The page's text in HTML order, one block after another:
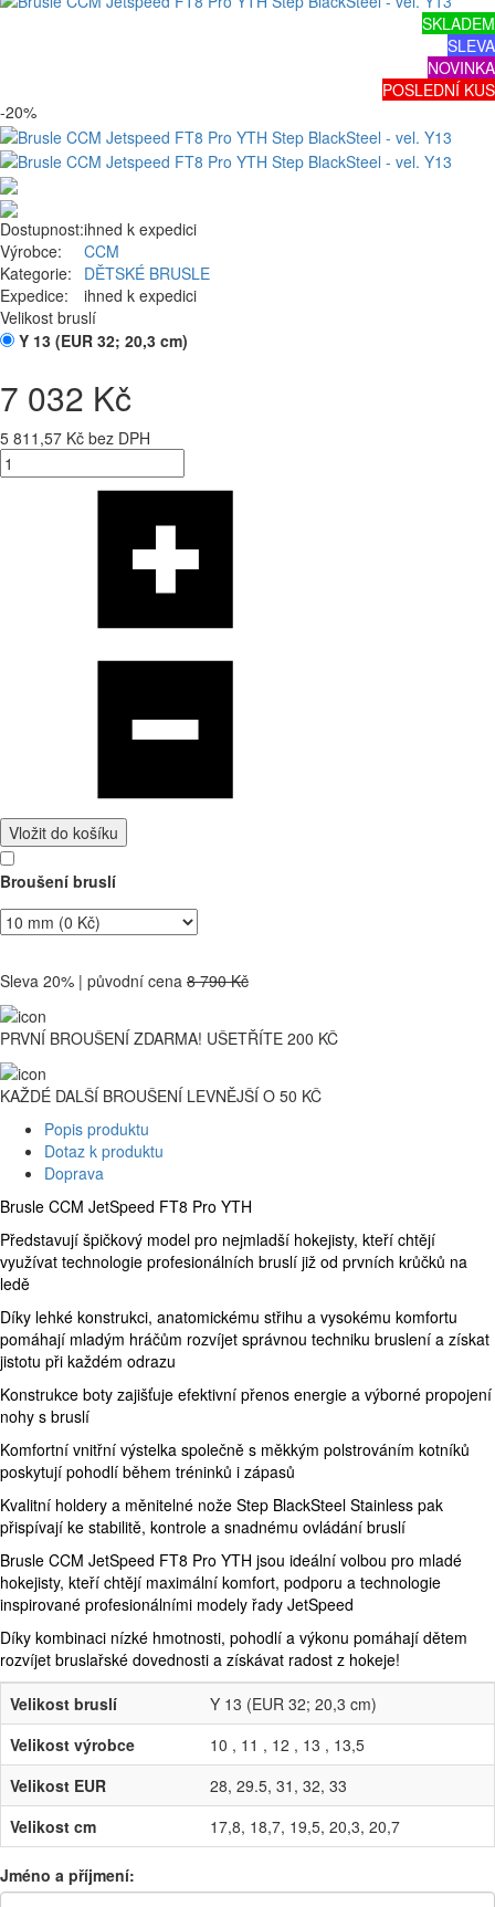
SKLADEM
SLEVA
NOVINKA
POSLEDNÍ KUS
-20%
Dostupnost:ihned k expedici
Výrobce:
CCM
Kategorie:
DĚTSKÉ BRUSLE
Expedice:
ihned k expedici
Velikost bruslí
Y 13 (EUR 32; 20,3 cm)
7 032 Kč
5 811,57 Kč bez DPH
Vložit do košíku
Broušení bruslí
Sleva 20% | původní cena 8 790 Kč
PRVNÍ BROUŠENÍ ZDARMA! UŠETŘÍTE 200 KČ
KAŽDÉ DALŠÍ BROUŠENÍ LEVNĚJŠÍ O 50 KČ
Popis produktu
Dotaz k produktu
Doprava
Brusle CCM JetSpeed FT8 Pro YTH
Představují špičkový model pro nejmladší hokejisty, kteří chtějí
využívat technologie profesionálních bruslí již od prvních krůčků na
ledě
Díky lehké konstrukci, anatomickému střihu a vysokému komfortu
pomáhají mladým hráčům rozvíjet správnou techniku bruslení a získat
jistotu při každém odrazu
Konstrukce boty zajišťuje efektivní přenos energie a výborné propojení
nohy s bruslí
Komfortní vnitřní výstelka společně s měkkým polstrováním kotníků
poskytují pohodlí během tréninků i zápasů
Kvalitní holdery a měnitelné nože Step BlackSteel Stainless pak
přispívají ke stabilitě, kontrole a snadnému ovládání bruslí
Brusle CCM JetSpeed FT8 Pro YTH jsou ideální volbou pro mladé
hokejisty, kteří chtějí maximální komfort, podporu a technologie
inspirované profesionálními modely řady JetSpeed
Díky kombinaci nízké hmotnosti, pohodlí a výkonu pomáhají dětem
rozvíjet bruslařské dovednosti a získávat radost z hokeje!
Velikost bruslí
Y 13 (EUR 32; 20,3 cm)
Velikost výrobce
10 , 11 , 12 , 13 , 13,5
Velikost EUR
28, 29.5, 31, 32, 33
Velikost cm
17,8, 18,7, 19,5, 20,3, 20,7
Jméno a příjmení: